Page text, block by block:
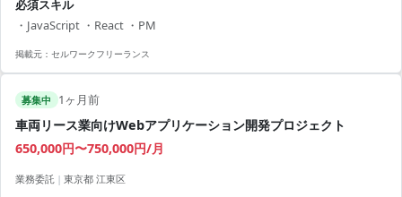
要件定義に関するプロジェクト経験を活かし、プロダクトの品質向上
に貢献してください。 【アピールポイント】 ・英語力を活かしてグロ
ーバルな環境で働けます ・UX設計から開発まで、一貫してプロジェク
必須スキル
・JavaScript ・React ・PM
掲載元： セルワークフリーランス
募集中 1ヶ月前
車両リース業向けWebアプリケーション開発プロジェクト
650,000円〜750,000円/月
業務委託 | 東京都 江東区